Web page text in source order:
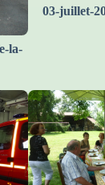
la-
03-juillet-